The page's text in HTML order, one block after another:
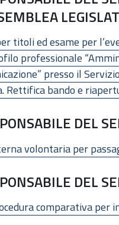
titoli ed esame per
professionale
presso il
Rettifica bando e
DEL
volontaria per
DEL
comparativa per